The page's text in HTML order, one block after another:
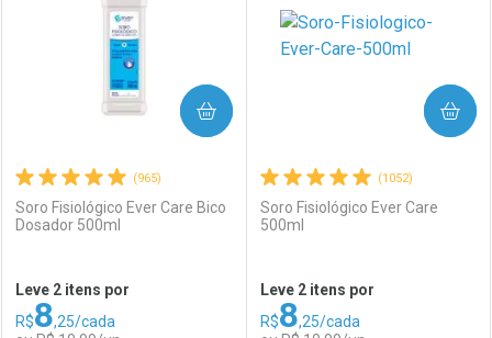
(965)
Soro Fisiológico Ever Care Bico
Dosador 500ml
Leve 2 itens por
R$8,25/cada
COMPRAR
(1052)
Soro Fisiológico Ever Care
500ml
Leve 2 itens por
R$8,25/cada
COMPRAR